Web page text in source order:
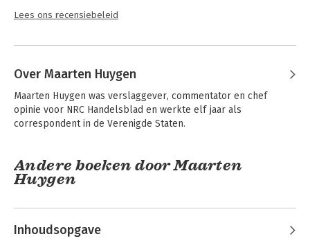
Lees ons recensiebeleid
Over Maarten Huygen
Maarten Huygen was verslaggever, commentator en chef
opinie voor NRC Handelsblad en werkte elf jaar als
correspondent in de Verenigde Staten.
Andere boeken door Maarten
Huygen
Inhoudsopgave